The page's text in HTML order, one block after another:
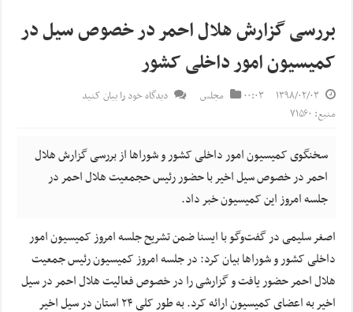
بررسی گزارش هلال احمر در خصوص سیل در
کمیسیون امور داخلی کشور
۱۳۹۸/۰۲/۰۳ ۰۰:۰۳ مجلس
دیدگاه خود را بیان کنید
منبع: ۷۱۵۶۰
سخنگوی کمیسیون امور داخلی کشور و شوراها از بررسی گزارش هلال
احمر در خصوص سیل اخیر با حضور رئیس حجمعیت هلال احمر در
جلسه امروز این کمیسیون خبر داد.
اصغر سلیمی در گفت‌وگوبا ایسنا ضمن تشریح جلسه امروز کمیسیون امور
داخلی کشور و شوراها بیان کرد: در جلسه امروز کمیسیون رئیس جمعیت
هلال احمر حضور یافت و گزارشی را در خصوص فعالیت هلال احمر در سیل
اخیر به اعضای کمیسیون ارائه کرد. به طور کلی ۲۴ استان در سیل اخیر